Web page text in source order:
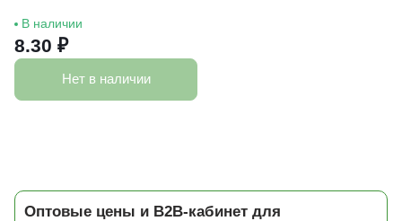
В наличии
8.30 ₽
Нет в наличии
Оптовые цены и B2B-кабинет для